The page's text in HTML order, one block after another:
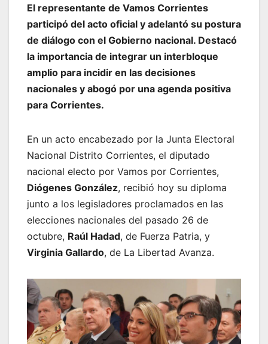
El representante de Vamos Corrientes
participó del acto oficial y adelantó su postura
de diálogo con el Gobierno nacional. Destacó
la importancia de integrar un interbloque
amplio para incidir en las decisiones
nacionales y abogó por una agenda positiva
para Corrientes.
En un acto encabezado por la Junta Electoral
Nacional Distrito Corrientes, el diputado
nacional electo por Vamos por Corrientes,
Diógenes González, recibió hoy su diploma
junto a los legisladores proclamados en las
elecciones nacionales del pasado 26 de
octubre, Raúl Hadad, de Fuerza Patria, y
Virginia Gallardo, de La Libertad Avanza.